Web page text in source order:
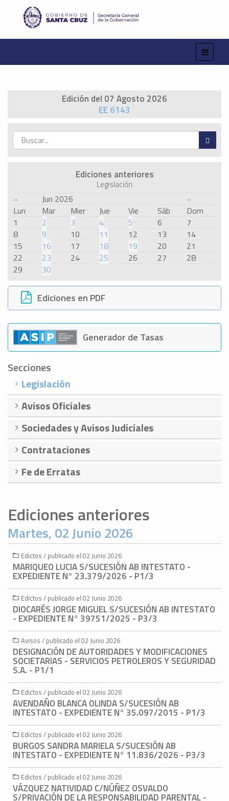
Edición del 07 Agosto 2026
EE 6143
Ediciones anteriores
Legislación
« Jun 2026
»
Lun
Mar Mier Jue Vie Sáb
Dom
1
2 3 4 5 6
7
8
9 10 11 12 13
14
15
16 17 18 19 20
21
22
23 24 25 26 27
28
29
30
Ediciones en PDF
Generador de Tasas
Secciones
Legislación
Avisos Oficiales
Sociedades y Avisos Judiciales
Contrataciones
Fe de Erratas
Ediciones anteriores
Martes, 02 Junio 2026
Edictos / publicado el 02 Junio 2026
MARIQUEO LUCIA S/SUCESIÓN AB INTESTATO -
EXPEDIENTE N° 23.379/2026 - P1/3
Edictos / publicado el 02 Junio 2026
DIOCARÉS JORGE MIGUEL S/SUCESIÓN AB INTESTATO
- EXPEDIENTE N° 39751/2025 - P3/3
Avisos / publicado el 02 Junio 2026
DESIGNACIÓN DE AUTORIDADES Y MODIFICACIONES
SOCIETARIAS - SERVICIOS PETROLEROS Y SEGURIDAD
S.A. - P1/1
Edictos / publicado el 02 Junio 2026
AVENDAÑO BLANCA OLINDA S/SUCESIÓN AB
INTESTATO - EXPEDIENTE N° 35.097/2015 - P1/3
Edictos / publicado el 02 Junio 2026
BURGOS SANDRA MARIELA S/SUCESIÓN AB
INTESTATO - EXPEDIENTE N° 11.836/2026 - P3/3
Edictos / publicado el 02 Junio 2026
VÁZQUEZ NATIVIDAD C/NÚÑEZ OSVALDO
S/PRIVACIÓN DE LA RESPONSABILIDAD PARENTAL -